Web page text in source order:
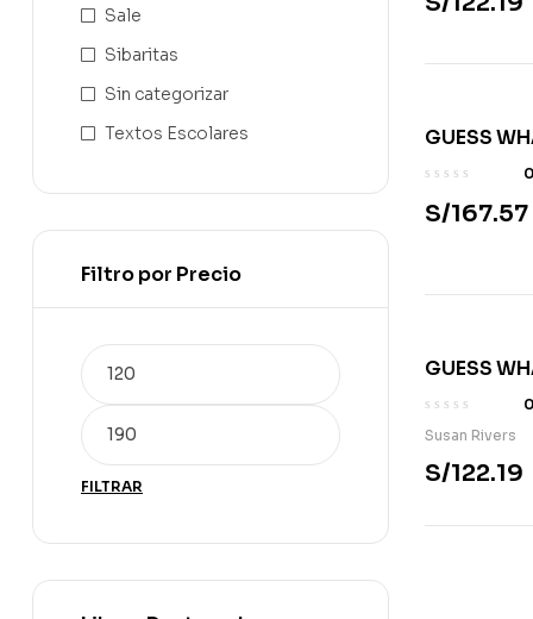
GUESS
6 PB W/ EBK
0
S/167.57
GUESS
2 AB W/ DIG0
Susan Rivers
S/122.19
Sale
Sibaritas
Sin categorizar
Textos Escolares
Filtro por Precio
FILTRAR